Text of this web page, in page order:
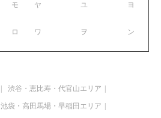
モ
ロ
ヤ ユ ヨ
ワ ヲ ン
渋谷・恵比寿・代官山エリア
池袋・高田馬場・早稲田エリア